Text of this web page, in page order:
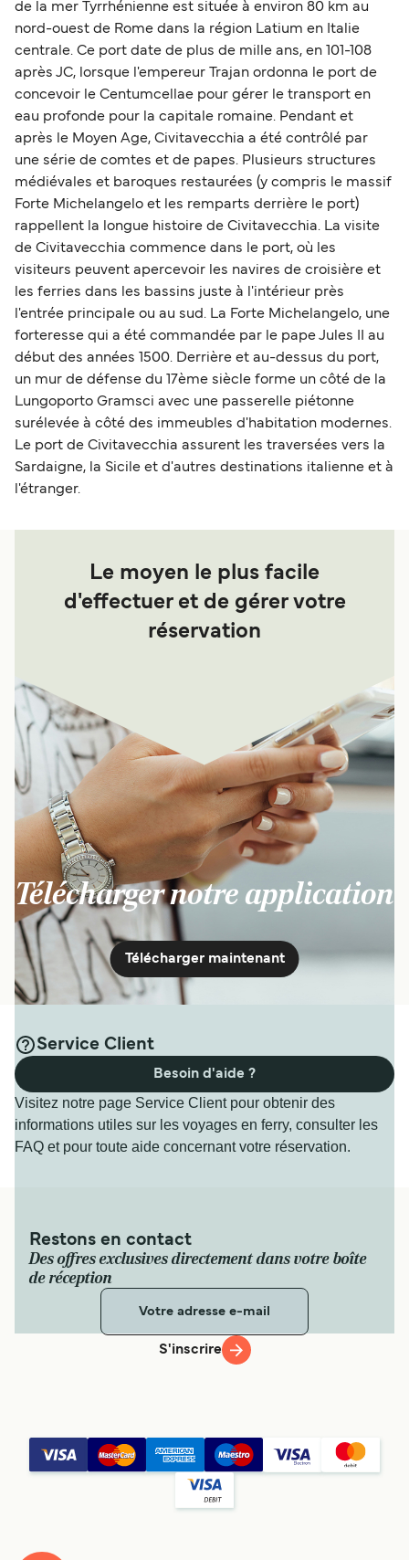
de la mer Tyrrhénienne est située à environ 80 km au
nord-ouest de Rome dans la région Latium en Italie
centrale. Ce port date de plus de mille ans, en 101-108
après JC, lorsque l'empereur Trajan ordonna le port de
concevoir le Centumcellae pour gérer le transport en
eau profonde pour la capitale romaine. Pendant et
après le Moyen Age, Civitavecchia a été contrôlé par
une série de comtes et de papes. Plusieurs structures
médiévales et baroques restaurées (y compris le massif
Forte Michelangelo et les remparts derrière le port)
rappellent la longue histoire de Civitavecchia. La visite
de Civitavecchia commence dans le port, où les
visiteurs peuvent apercevoir les navires de croisière et
les ferries dans les bassins juste à l'intérieur près
l'entrée principale ou au sud. La Forte Michelangelo, une
forteresse qui a été commandée par le pape Jules II au
début des années 1500. Derrière et au-dessus du port,
un mur de défense du 17ème siècle forme un côté de la
Lungoporto Gramsci avec une passerelle piétonne
surélevée à côté des immeubles d'habitation modernes.
Le port de Civitavecchia assurent les traversées vers la
Sardaigne, la Sicile et d'autres destinations italienne et à
l'étranger.
Le moyen le plus facile
d'effectuer et de gérer votre
réservation
Télécharger notre application
Télécharger maintenant
Service Client
Visitez notre page Service Client pour obtenir des
informations utiles sur les voyages en ferry, consulter les
FAQ et pour toute aide concernant votre réservation.
Besoin d'aide ?
Restons en contact
Des offres exclusives directement dans votre boîte
de réception
S'inscrire